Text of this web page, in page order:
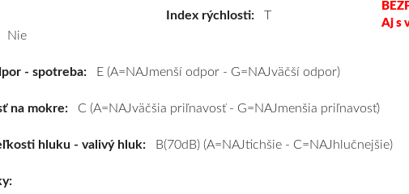
kúpite
cenu
Nie
Index rýchlosti:T
Aj s
- spotreba: E (A=NAJmenší odpor - G=NAJväčší odpor)
na mokre: C (A=NAJväčšia priľnavosť - G=NAJmenšia priľnavosť)
hluku - valivý hluk: B(70dB) (A=NAJtichšie - C=NAJhlučnejšie)